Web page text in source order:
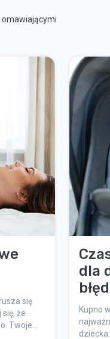
omawiającymi
się
że
Twoje
dla
Kupno